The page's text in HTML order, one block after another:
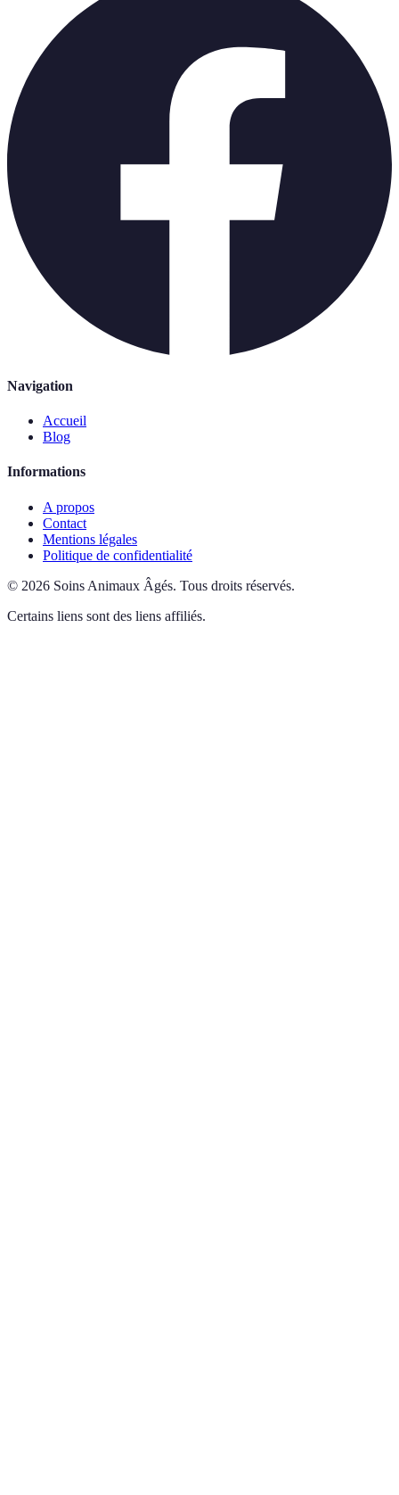
Navigation
Accueil
Blog
Informations
A propos
Contact
Mentions légales
Politique de confidentialité
© 2026 Soins Animaux Âgés. Tous droits réservés.
Certains liens sont des liens affiliés.